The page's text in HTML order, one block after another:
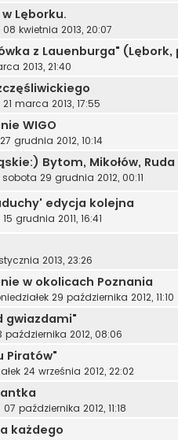
Lęborku.
kwietnia 2013, 20:07
z Lauenburga"
2013, 21:40
marca 2013, 17:55
WIGO
grudnia 2012, 10:14
Bytom, Mikołów, Ruda
sobota 29 grudnia 2012, 00:11
edycja kolejna
grudnia 2011, 16:41
2013, 23:26
w okolicach Poznania
29 października 2012, 11:10
gwiazdami"
października 2012, 08:06
Piratów"
24 września 2012, 22:02
października 2012, 11:18
każdego